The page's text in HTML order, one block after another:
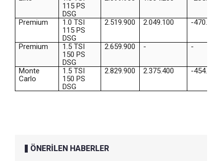
115 PS
DSG
Premium
1.0 TSI
115 PS
DSG
2.519.900 2.049.100 -470.800
Premium
1.5 TSI
150 PS
DSG
2.659.900 - -
Monte
Carlo
1.5 TSI
150 PS
DSG
2.829.900 2.375.400 -454.500
ÖNERİLEN HABERLER